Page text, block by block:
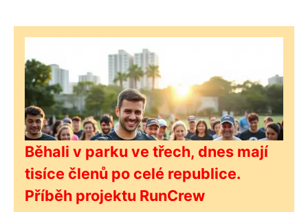
Běhali v parku ve třech, dnes mají
tisíce členů po celé republice.
Příběh projektu RunCrew